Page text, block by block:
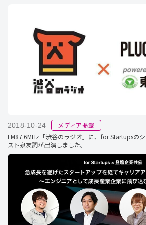
2018-10-24
メディア掲載
FM87.6MHz「渋谷のラジオ」に、for Startupsの
スト泉友詞が出演しました。